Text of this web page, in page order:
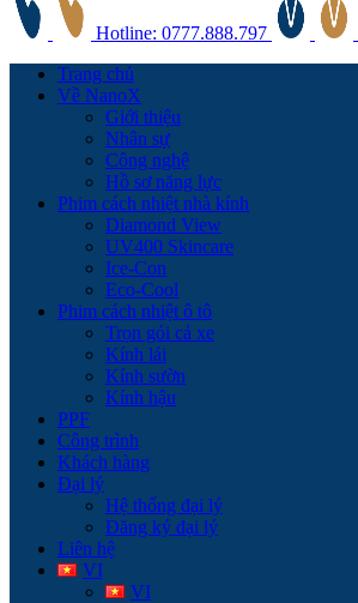
Hotline: 0777.888.797
Trang chủ
Về NanoX
Giới thiệu
Nhân sự
Công nghệ
Hồ sơ năng lực
Phim cách nhiệt nhà kính
Diamond View
UV400 Skincare
Ice-Con
Eco-Cool
Phim cách nhiệt ô tô
Trọn gói cả xe
Kính lái
Kính sườn
Kính hậu
PPF
Công trình
Khách hàng
Đại lý
Hệ thống đại lý
Đăng ký đại lý
Liên hệ
VI
VI